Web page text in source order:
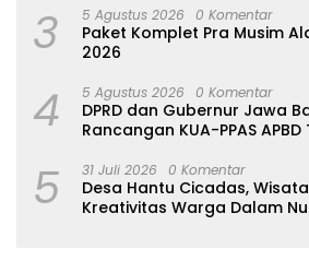
3 5 Agustus 2026 0 Komentar
Paket Komplet Pra Musim
2026
4 5 Agustus 2026 0 Komentar
DPRD dan Gubernur Jawa
Rancangan KUA-PPAS
5 31 Juli 2026 0 Komentar
Desa Hantu Cicadas,
Kreativitas Warga Dalam